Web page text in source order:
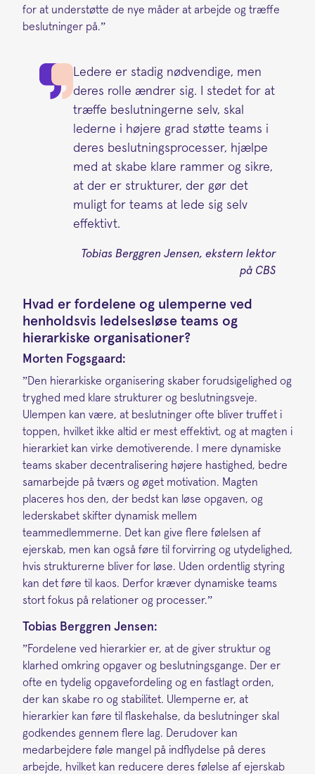
for at understøtte de nye måder at arbejde og træffe
beslutninger på.”
Ledere er stadig nødvendige, men
deres rolle ændrer sig. I stedet for at
træffe beslutningerne selv, skal
lederne i højere grad støtte teams i
deres beslutningsprocesser, hjælpe
med at skabe klare rammer og sikre,
at der er strukturer, der gør det
muligt for teams at lede sig selv
effektivt.
Tobias Berggren Jensen, ekstern lektor
på CBS
Hvad er fordelene og ulemperne ved
henholdsvis ledelsesløse teams og
hierarkiske organisationer?
Morten Fogsgaard:
”Den hierarkiske organisering skaber forudsigelighed og
tryghed med klare strukturer og beslutningsveje.
Ulempen kan være, at beslutninger ofte bliver truffet i
toppen, hvilket ikke altid er mest effektivt, og at magten i
hierarkiet kan virke demotiverende. I mere dynamiske
teams skaber decentralisering højere hastighed, bedre
samarbejde på tværs og øget motivation. Magten
placeres hos den, der bedst kan løse opgaven, og
lederskabet skifter dynamisk mellem
teammedlemmerne. Det kan give flere følelsen af
ejerskab, men kan også føre til forvirring og utydelighed,
hvis strukturerne bliver for løse. Uden ordentlig styring
kan det føre til kaos. Derfor kræver dynamiske teams
stort fokus på relationer og processer.”
Tobias Berggren Jensen:
”Fordelene ved hierarkier er, at de giver struktur og
klarhed omkring opgaver og beslutningsgange. Der er
ofte en tydelig opgavefordeling og en fastlagt orden,
der kan skabe ro og stabilitet. Ulemperne er, at
hierarkier kan føre til flaskehalse, da beslutninger skal
godkendes gennem flere lag. Derudover kan
medarbejdere føle mangel på indflydelse på deres
arbejde, hvilket kan reducere deres følelse af ejerskab